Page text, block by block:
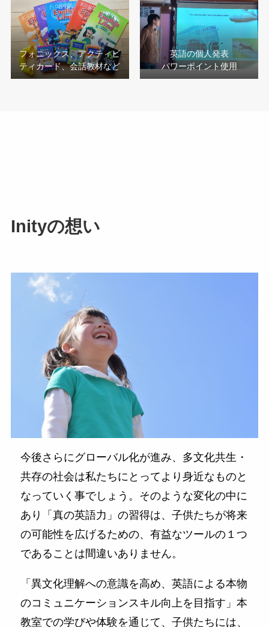
フォニックス、アクティビ
ティカード、会話教材など
英語の個人発表
パワーポイント使用
Inityの想い
今後さらにグローバル化が進み、多文化共生・
共存の社会は私たちにとってより身近なものと
なっていく事でしょう。そのような変化の中に
あり「真の英語力」の習得は、子供たちが将来
の可能性を広げるための、有益なツールの１つ
であることは間違いありません。
「異文化理解への意識を高め、英語による本物
のコミュニケーションスキル向上を目指す」本
教室での学びや体験を通じて、子供たちには、